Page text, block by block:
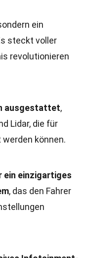
ein
steckt voller
revolutionieren
ausgestattet,
Lidar, die für
können.
ein einzigartiges
, das den Fahrer